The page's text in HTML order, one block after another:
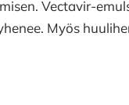
Vectavir-
Myös